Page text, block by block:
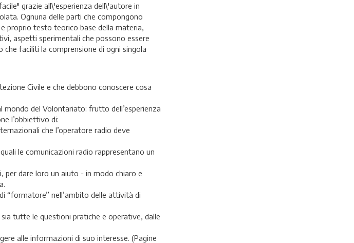
grazie all\'esperienza dell\'autore in
Ognuna delle parti che compongono
proprio testo teorico base della materia,
aspetti sperimentali che possono essere
faciliti la comprensione di ogni singola
Civile e che debbono conoscere cosa
mondo del Volontariato: frutto dell’esperienza
l’obbiettivo di:
che l’operatore radio deve
le comunicazioni radio rappresentano un
per dare loro un aiuto - in modo chiaro e
“formatore” nell’ambito delle attività di
tutte le questioni pratiche e operative, dalle
alle informazioni di suo interesse. (Pagine